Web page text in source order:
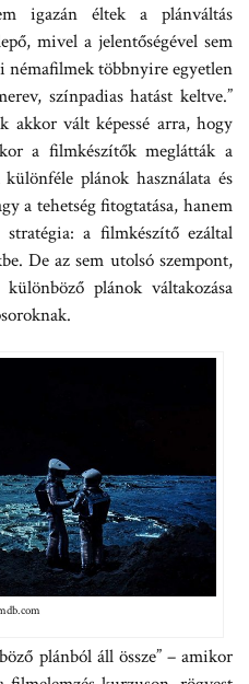
igazán éltek a plánváltás
mivel a jelentőségével sem
némafilmek többnyire egyetlen
színpadias hatást keltve.”
akkor vált képessé arra, hogy
a filmkészítők meglátták a
plánok használata és
a tehetség fitogtatása, hanem
a filmkészítő ezáltal
De az sem utolsó szempont,
plánok váltakozása
plánból áll össze” – amikor